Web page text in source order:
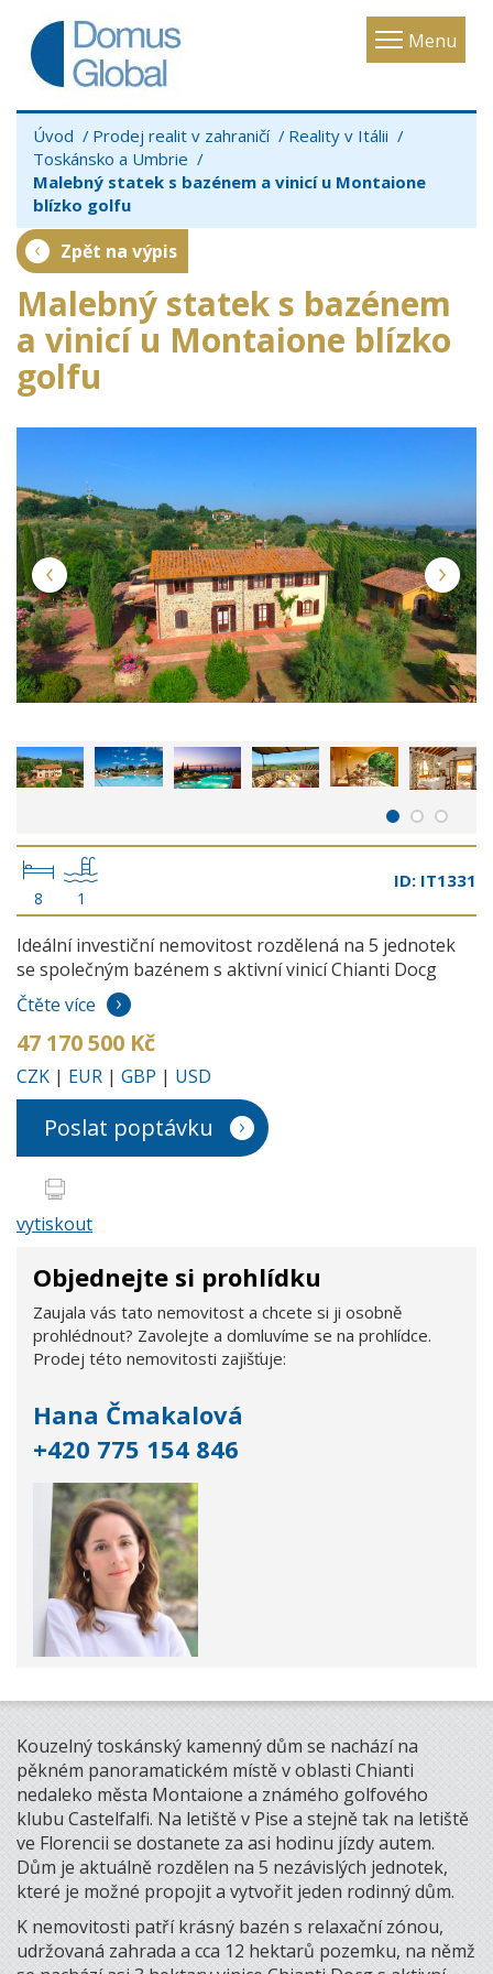
Menu
Toggle
Úvod Prodej realit v zahraničí
Reality v Itálii
Toskánsko a Umbrie
Malebný statek s bazénem a vinicí u Montaione
blízko golfu
Zpět na výpis
Malebný statek s bazénem
a vinicí u Montaione blízko
golfu
8 1
ID: IT1331
Ideální investiční nemovitost rozdělená na 5 jednotek
se společným bazénem s aktivní vinicí Chianti Docg
Čtěte více
47 170 500 Kč
CZK | EUR | GBP | USD
Poslat poptávku
vytiskout
Objednejte si prohlídku
Zaujala vás tato nemovitost a chcete si ji osobně
prohlédnout? Zavolejte a domluvíme se na prohlídce.
Prodej této nemovitosti zajišťuje:
Hana Čmakalová
+420 775 154 846
Kouzelný toskánský kamenný dům se nachází na
pěkném panoramatickém místě v oblasti Chianti
nedaleko města Montaione a známého golfového
klubu Castelfalfi. Na letiště v Pise a stejně tak na letiště
ve Florencii se dostanete za asi hodinu jízdy autem.
Dům je aktuálně rozdělen na 5 nezávislých jednotek,
které je možné propojit a vytvořit jeden rodinný dům.
K nemovitosti patří krásný bazén s relaxační zónou,
udržovaná zahrada a cca 12 hektarů pozemku, na němž